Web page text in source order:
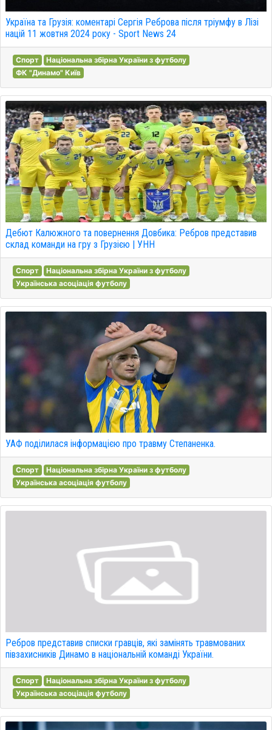
Україна та Грузія: коментарі Сергія Реброва після тріумфу в Лізі
націй 11 жовтня 2024 року - Sport News 24
Спорт
Національна збірна України з футболу
ФК "Динамо" Київ
Дебют Калюжного та повернення Довбика: Ребров представив
склад команди на гру з Грузією | УНН
Спорт
Національна збірна України з футболу
Українська асоціація футболу
УАФ поділилася інформацією про травму Степаненка.
Спорт
Національна збірна України з футболу
Українська асоціація футболу
Ребров представив списки гравців, які замінять травмованих
півзахисників Динамо в національній команді України.
Спорт
Національна збірна України з футболу
Українська асоціація футболу